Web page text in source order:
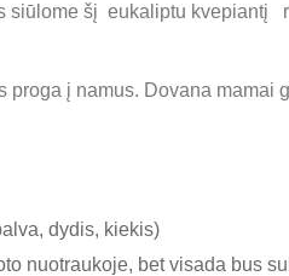
siūlome šį eukaliptu kvepiantį
į namus. Dovana mamai
dydis, kiekis)
nuotraukoje, bet visada bus